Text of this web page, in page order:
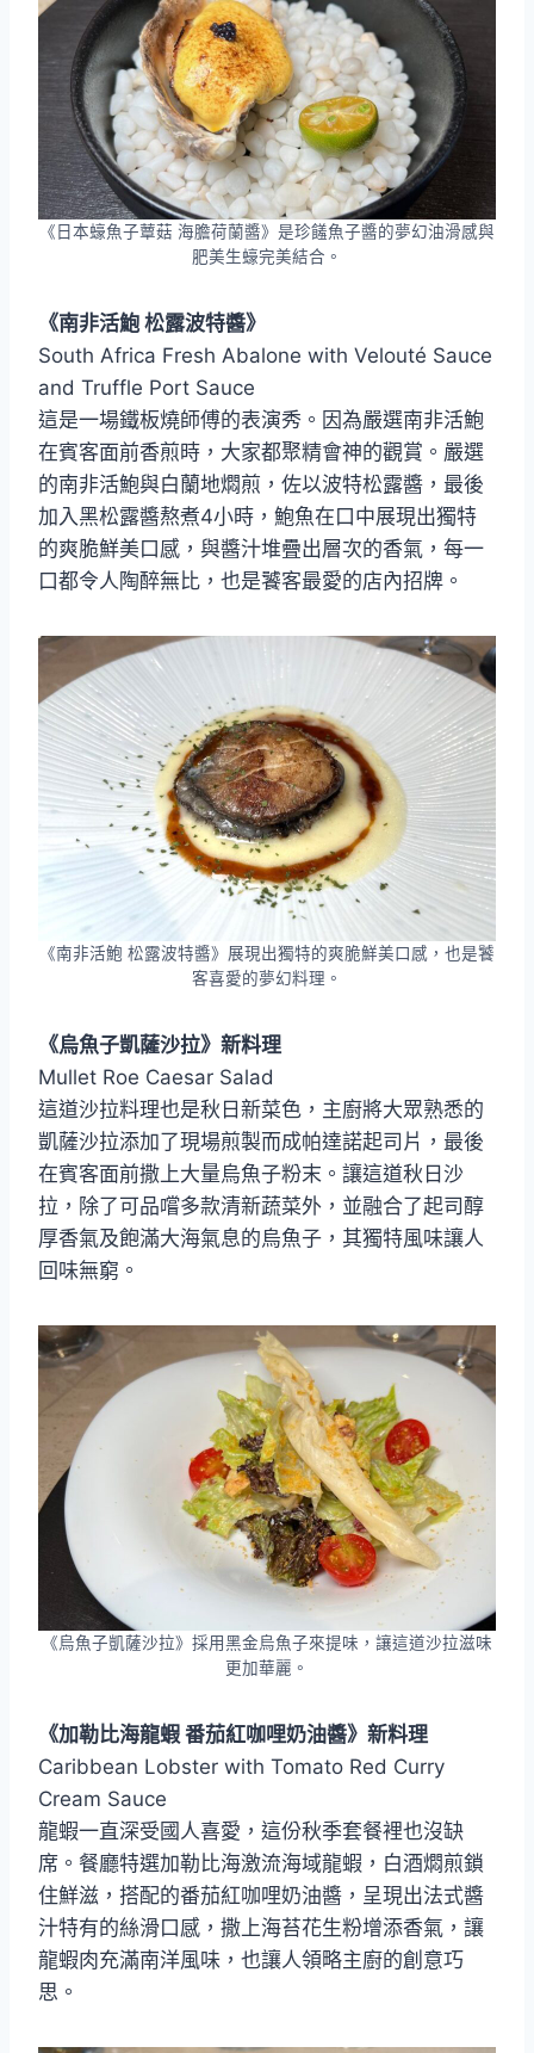
《日本蠔魚子蕈菇 海膽荷蘭醬》是珍饈魚子醬的夢幻油滑感與
肥美生蠔完美結合。
《南非活鮑 松露波特醬》
South Africa Fresh Abalone with Velouté Sauce
and Truffle Port Sauce
這是一場鐵板燒師傅的表演秀。因為嚴選南非活鮑
在賓客面前香煎時，大家都聚精會神的觀賞。嚴選
的南非活鮑與白蘭地燜煎，佐以波特松露醬，最後
加入黑松露醬熬煮4小時，鮑魚在口中展現出獨特
的爽脆鮮美口感，與醬汁堆疊出層次的香氣，每一
口都令人陶醉無比，也是饕客最愛的店內招牌。
《南非活鮑 松露波特醬》展現出獨特的爽脆鮮美口感，也是饕
客喜愛的夢幻料理。
《烏魚子凱薩沙拉》新料理
Mullet Roe Caesar Salad
這道沙拉料理也是秋日新菜色，主廚將大眾熟悉的
凱薩沙拉添加了現場煎製而成帕達諾起司片，最後
在賓客面前撒上大量烏魚子粉末。讓這道秋日沙
拉，除了可品嚐多款清新蔬菜外，並融合了起司醇
厚香氣及飽滿大海氣息的烏魚子，其獨特風味讓人
回味無窮。
《烏魚子凱薩沙拉》採用黑金烏魚子來提味，讓這道沙拉滋味
更加華麗。
《加勒比海龍蝦 番茄紅咖哩奶油醬》新料理
Caribbean Lobster with Tomato Red Curry
Cream Sauce
龍蝦一直深受國人喜愛，這份秋季套餐裡也沒缺
席。餐廳特選加勒比海激流海域龍蝦，白酒燜煎鎖
住鮮滋，搭配的番茄紅咖哩奶油醬，呈現出法式醬
汁特有的絲滑口感，撒上海苔花生粉增添香氣，讓
龍蝦肉充滿南洋風味，也讓人領略主廚的創意巧
思。